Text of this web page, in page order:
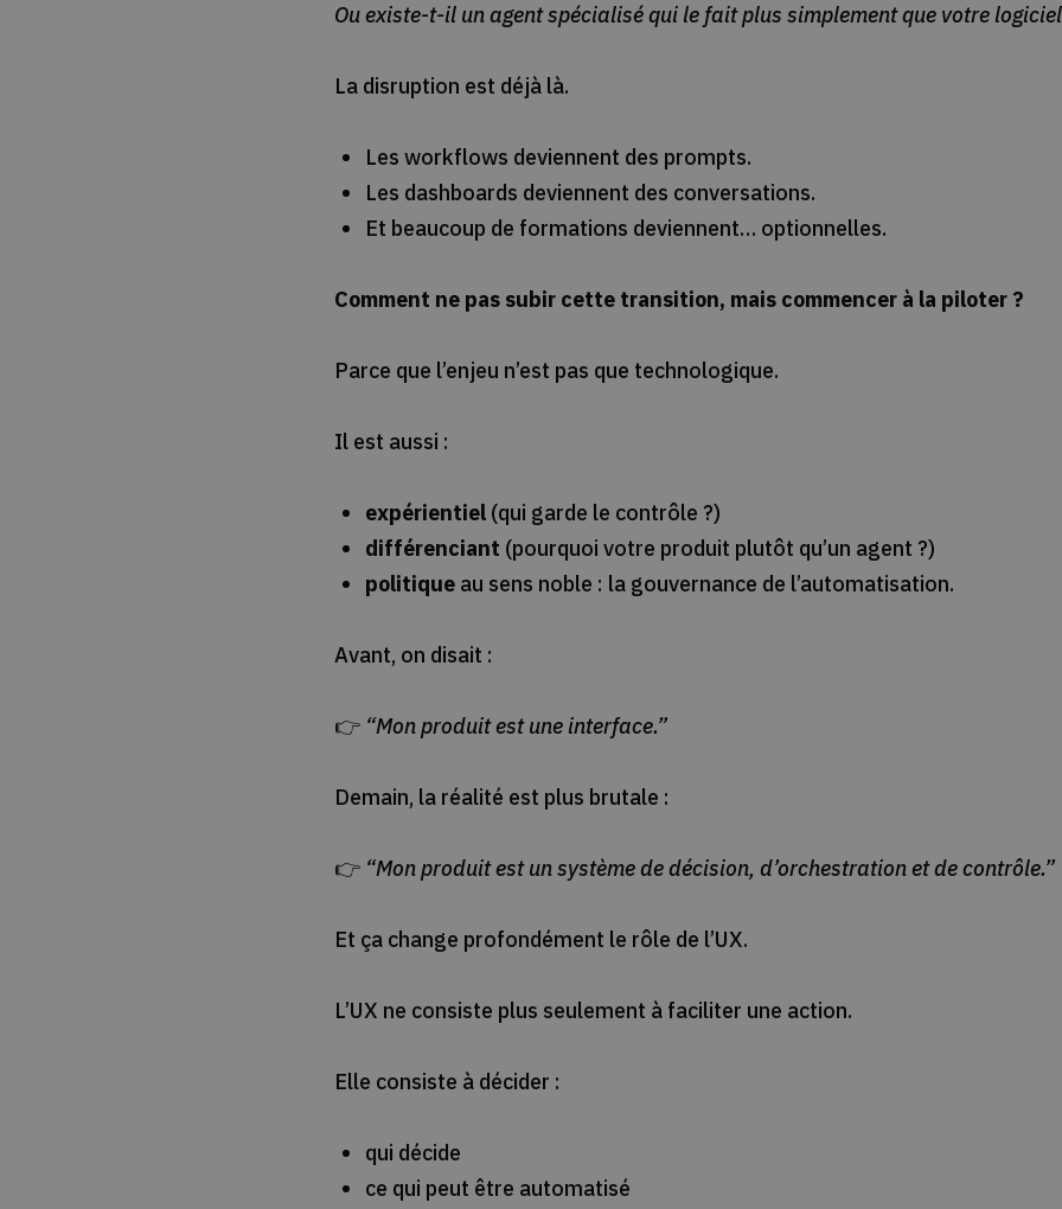
Ou existe-t-il un agent spécialisé qui le fait plus simplement que votre
La disruption est déjà là.
Les workflows deviennent des prompts.
Les dashboards deviennent des conversations.
Et beaucoup de formations deviennent… optionnelles.
Comment ne pas subir cette transition, mais commencer à la piloter ?
Parce que l’enjeu n’est pas que technologique.
Il est aussi :
expérientiel (qui garde le contrôle ?)
différenciant (pourquoi votre produit plutôt qu’un agent ?)
politique au sens noble : la gouvernance de l’automatisation.
Avant, on disait :
👉 “Mon produit est une interface.”
Demain, la réalité est plus brutale :
👉 “Mon produit est un système de décision, d’orchestration et de contrôle.”
Et ça change profondément le rôle de l’UX.
L’UX ne consiste plus seulement à faciliter une action.
Elle consiste à décider :
qui décide
ce qui peut être automatisé